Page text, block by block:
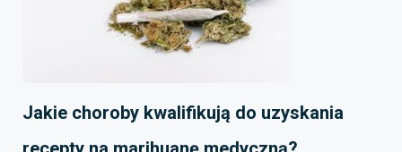
Jakie choroby kwalifikują do uzyskania